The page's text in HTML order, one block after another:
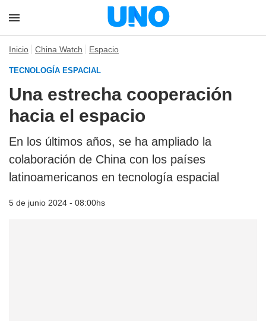
Inicio China Watch Espacio
TECNOLOGÍA ESPACIAL
Una estrecha cooperación
hacia el espacio
En los últimos años, se ha ampliado la
colaboración de China con los países
latinoamericanos en tecnología espacial
5 de junio 2024 - 08:00hs